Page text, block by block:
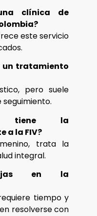
clínica de
este servicio
un tratamiento
pero suele
seguimiento.
tiene la
a la FIV?
trata la
integral.
en la
tiempo y
resolverse con